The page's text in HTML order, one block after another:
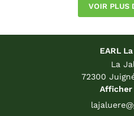

VOIR PLUS
EARL
La
72300
Afficher